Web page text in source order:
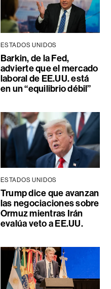
ESTADOS UNIDOS
Barkin, de la Fed,
advierte que el mercado
laboral de EE.UU. está
en un “equilibrio débil”
ESTADOS UNIDOS
Trump dice que avanzan
las negociaciones sobre
Ormuz mientras Irán
evalúa veto a EE.UU.